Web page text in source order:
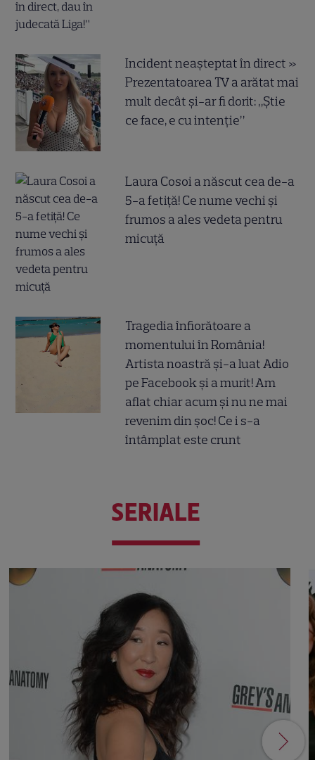
Incident neașteptat în direct »
Prezentatoarea TV a arătat mai
mult decât și-ar fi dorit: „Știe
ce face, e cu intenție”
Laura Cosoi a născut cea de-a
5-a fetiță! Ce nume vechi și
frumos a ales vedeta pentru
micuță
Tragedia înfiorătoare a
momentului în România!
Artista noastră și-a luat Adio
pe Facebook și a murit! Am
aflat chiar acum și nu ne mai
revenim din șoc! Ce i s-a
întâmplat este crunt
SERIALE